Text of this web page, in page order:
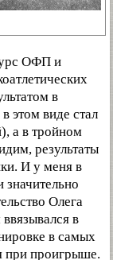
ОФП и
в
этом виде стал
а в тройном
результаты
И у меня в
значительно
Олега
в
в самых
при проигрыше.